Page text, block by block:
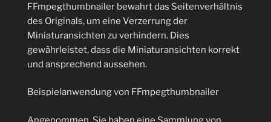
FFmpegthumbnailer bewahrt das Seitenverhältnis
des Originals, um eine Verzerrung der
Miniaturansichten zu verhindern. Dies
gewährleistet, dass die Miniaturansichten korrekt
und ansprechend aussehen.
Beispielanwendung von FFmpegthumbnailer